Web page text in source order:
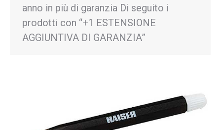
anno in più di garanzia Di seguito i
prodotti con “+1 ESTENSIONE
AGGIUNTIVA DI GARANZIA”